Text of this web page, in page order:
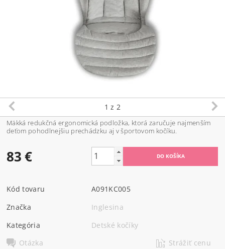
1 z 2
Mäkká redukčná ergonomická podložka, ktorá zaručuje najmenším
deťom pohodlnejšiu prechádzku aj v športovom kočíku.
83 €
Kód tovaru
A091KC005
Značka
Inglesina
Kategória
Detské kočíky
Otázka
Strážiť cenu